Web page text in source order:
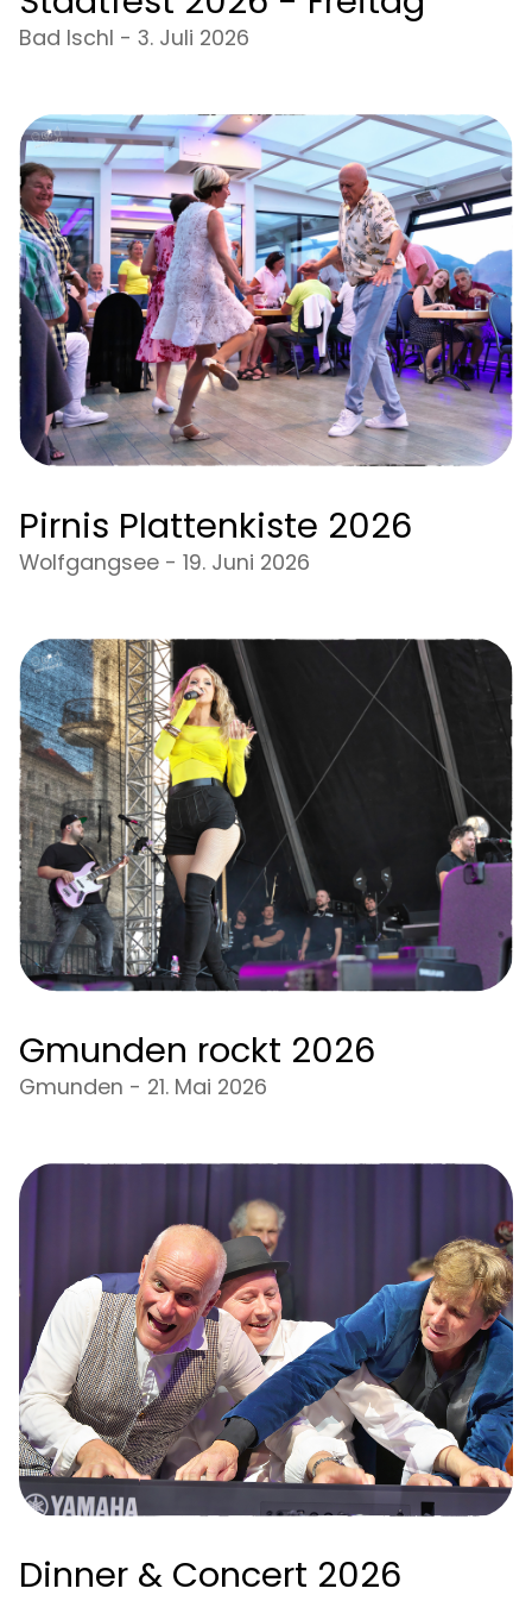
Bad Ischl - 3. Juli 2026
Pirnis Plattenkiste 2026
Wolfgangsee - 19. Juni 2026
Gmunden rockt 2026
Gmunden - 21. Mai 2026
Dinner & Concert 2026